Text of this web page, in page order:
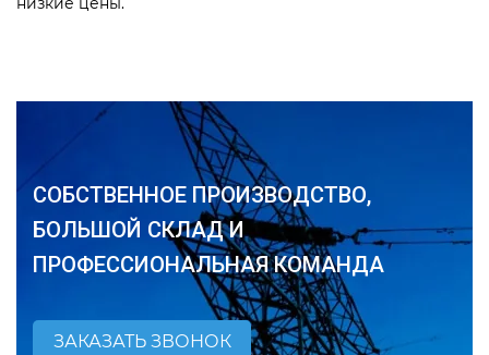
СОБСТВЕННОЕ ПРОИЗВОДСТВО,
БОЛЬШОЙ СКЛАД И
ПРОФЕССИОНАЛЬНАЯ КОМАНДА
ЗАКАЗАТЬ ЗВОНОК